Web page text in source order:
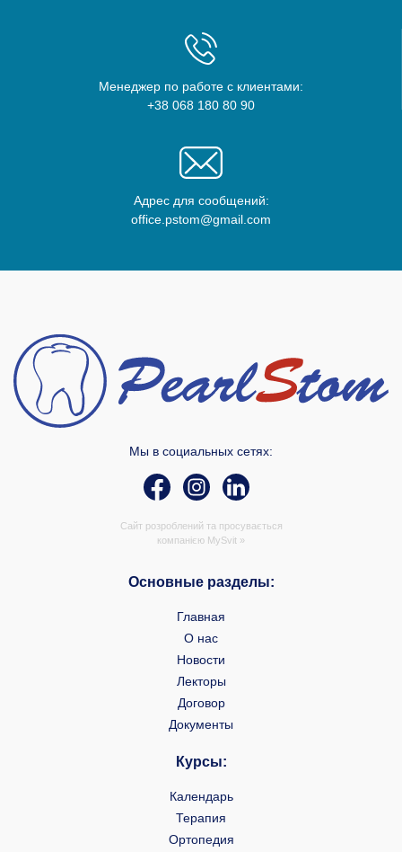
Менеджер по работе с клиентами:
+38 068 180 80 90
Адрес для сообщений:
office.pstom@gmail.com
Мы в социальных сетях:
Сайт розроблений та просувається
компанією MySvit »
Основные разделы:
Главная
О нас
Новости
Лекторы
Договор
Документы
Курсы:
Календарь
Терапия
Ортопедия